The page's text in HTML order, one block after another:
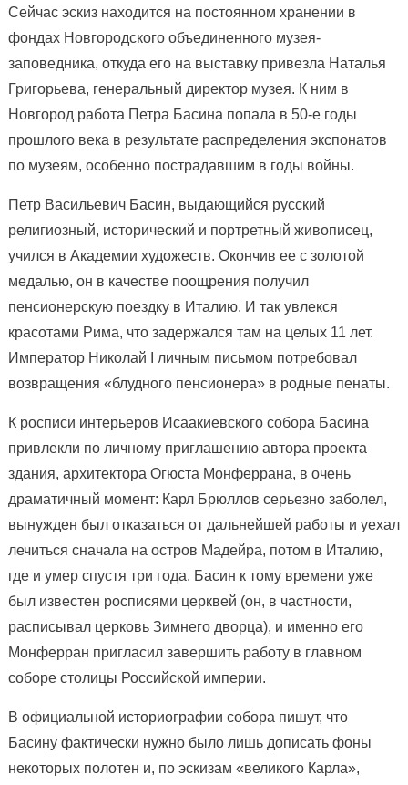
Сейчас эскиз находится на постоянном хранении в
фондах Новгородского объединенного музея-
заповедника, откуда его на выставку привезла Наталья
Григорьева, генеральный директор музея. К ним в
Новгород работа Петра Басина попала в 50-е годы
прошлого века в результате распределения экспонатов
по музеям, особенно пострадавшим в годы войны.
Петр Васильевич Басин, выдающийся русский
религиозный, исторический и портретный живописец,
учился в Академии художеств. Окончив ее с золотой
медалью, он в качестве поощрения получил
пенсионерскую поездку в Италию. И так увлекся
красотами Рима, что задержался там на целых 11 лет.
Император Николай I личным письмом потребовал
возвращения «блудного пенсионера» в родные пенаты.
К росписи интерьеров Исаакиевского собора Басина
привлекли по личному приглашению автора проекта
здания, архитектора Огюста Монферрана, в очень
драматичный момент: Карл Брюллов серьезно заболел,
вынужден был отказаться от дальнейшей работы и уехал
лечиться сначала на остров Мадейра, потом в Италию,
где и умер спустя три года. Басин к тому времени уже
был известен росписями церквей (он, в частности,
расписывал церковь Зимнего дворца), и именно его
Монферран пригласил завершить работу в главном
соборе столицы Российской империи.
В официальной историографии собора пишут, что
Басину фактически нужно было лишь дописать фоны
некоторых полотен и, по эскизам «великого Карла»,